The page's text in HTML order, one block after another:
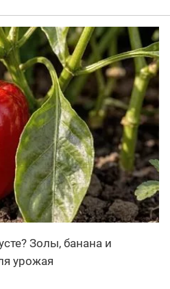
Золы, банана и
урожая